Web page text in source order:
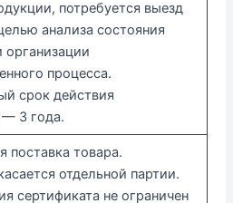
потребуется выезд
анализа состояния
процесса.
срок действия
— 3 года.
поставка товара.
отдельной партии.
сертификата не ограничен